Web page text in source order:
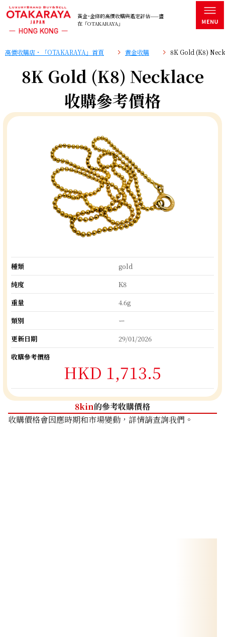
黃金･金條的高價收購與鑑定評估——盡
在「OTAKARAYA」
高價收購店・「OTAKARAYA」首頁 黄金收購 8K Gold (K8)
8K Gold (K8) Necklace
收購參考價格
種類
gold
純度
K8
重量
4.6g
類別
ー
更新日期
29/01/2026
收購參考價格
HKD 1,713.5
8kin的參考收購價格
收購價格會因應時期和市場變動，詳情請查詢我們。